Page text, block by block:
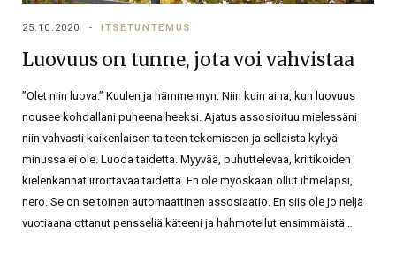
25.10.2020 ITSETUNTEMUS
Luovuus on tunne, jota voi vahvistaa
”Olet niin luova.” Kuulen ja hämmennyn. Niin kuin aina, kun luovuus
nousee kohdallani puheenaiheeksi. Ajatus assosioituu mielessäni
niin vahvasti kaikenlaisen taiteen tekemiseen ja sellaista kykyä
minussa ei ole. Luoda taidetta. Myyvää, puhuttelevaa, kriitikoiden
kielenkannat irroittavaa taidetta. En ole myöskään ollut ihmelapsi,
nero. Se on se toinen automaattinen assosiaatio. En siis ole jo neljä
vuotiaana ottanut pensseliä käteeni ja hahmotellut ensimmäistä…